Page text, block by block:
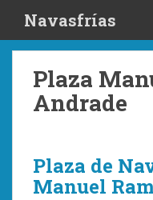
i
Navasfrías
Plaza
Andrade
Plaza de
Manuel